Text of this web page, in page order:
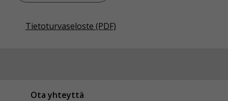
Tietoturvaseloste (PDF)
Ota yhteyttä